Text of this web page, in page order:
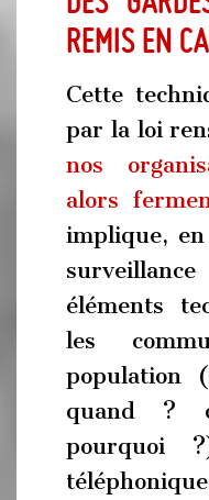
remis en
Cette
par la loi
nos
alors
implique,
éléments
les
population
quand ?
pourquoi